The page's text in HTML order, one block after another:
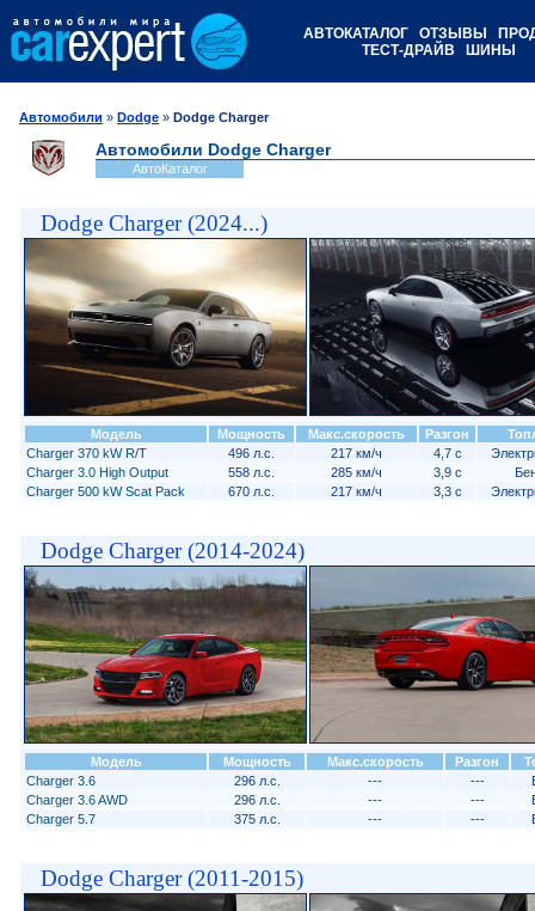
АВТОКАТАЛОГ ОТЗЫВЫ
ТЕСТ-ДРАЙВ
ШИНЫ
Автомобили » Dodge » Dodge Charger
Автомобили Dodge Charger
АвтоКаталог
Dodge Charger (2024...)
Модель Мощность Макс.скорость Разгон
Charger 370 kW R/T
496 л.с. 217 км/ч 4,7 с
Charger 3.0 High Output
558 л.с. 285 км/ч 3,9 с
Charger 500 kW Scat Pack
670 л.с. 217 км/ч 3,3 с
Dodge Charger (2014-2024)
Модель Мощность Макс.скорость Разгон
Charger 3.6
296 л.с. --- ---
Charger 3.6 AWD
296 л.с. --- ---
Charger 5.7
375 л.с. --- ---
Dodge Charger (2011-2015)